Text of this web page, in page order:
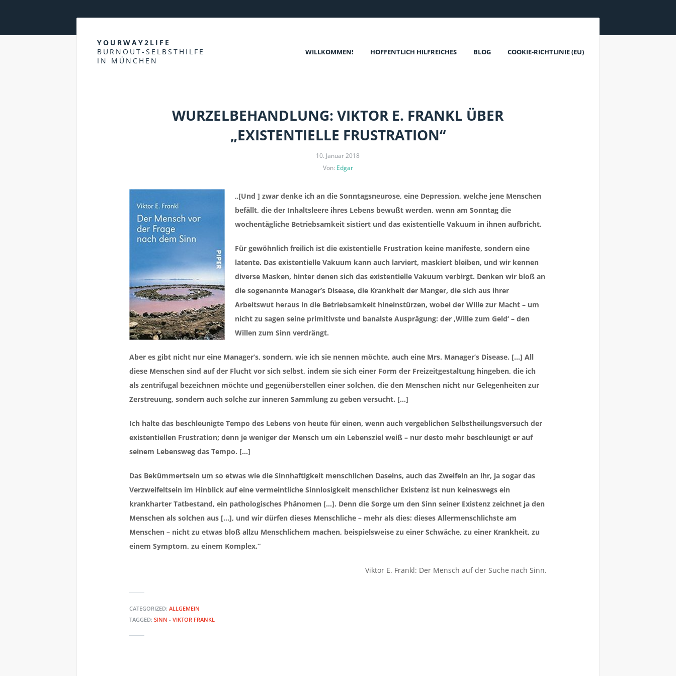
YOURWAY2LIFE
BURNOUT-SELBSTHILFE
IN MÜNCHEN
WILLKOMMEN! HOFFENTLICH HILFREICHES BLOG COOKIE-RICHTLINIE (EU)
WURZELBEHANDLUNG: VIKTOR E. FRANKL ÜBER
„EXISTENTIELLE FRUSTRATION“
10. Januar 2018
Von: Edgar
„[Und ] zwar denke ich an die Sonntagsneurose, eine Depression, welche jene Menschen
befällt, die der Inhaltsleere ihres Lebens bewußt werden, wenn am Sonntag die
wochentägliche Betriebsamkeit sistiert und das existentielle Vakuum in ihnen aufbricht.
Für gewöhnlich freilich ist die existentielle Frustration keine manifeste, sondern eine
latente. Das existentielle Vakuum kann auch larviert, maskiert bleiben, und wir kennen
diverse Masken, hinter denen sich das existentielle Vakuum verbirgt. Denken wir bloß an
die sogenannte Manager’s Disease, die Krankheit der Manger, die sich aus ihrer
Arbeitswut heraus in die Betriebsamkeit hineinstürzen, wobei der Wille zur Macht – um
nicht zu sagen seine primitivste und banalste Ausprägung: der ‚Wille zum Geld‘ – den
Willen zum Sinn verdrängt.
Aber es gibt nicht nur eine Manager’s, sondern, wie ich sie nennen möchte, auch eine Mrs. Manager’s Disease. […] All
diese Menschen sind auf der Flucht vor sich selbst, indem sie sich einer Form der Freizeitgestaltung hingeben, die ich
als zentrifugal bezeichnen möchte und gegenüberstellen einer solchen, die den Menschen nicht nur Gelegenheiten zur
Zerstreuung, sondern auch solche zur inneren Sammlung zu geben versucht. […]
Ich halte das beschleunigte Tempo des Lebens von heute für einen, wenn auch vergeblichen Selbstheilungsversuch der
existentiellen Frustration; denn je weniger der Mensch um ein Lebensziel weiß – nur desto mehr beschleunigt er auf
seinem Lebensweg das Tempo. […]
Das Bekümmertsein um so etwas wie die Sinnhaftigkeit menschlichen Daseins, auch das Zweifeln an ihr, ja sogar das
Verzweifeltsein im Hinblick auf eine vermeintliche Sinnlosigkeit menschlicher Existenz ist nun keineswegs ein
krankharter Tatbestand, ein pathologisches Phänomen […]. Denn die Sorge um den Sinn seiner Existenz zeichnet ja den
Menschen als solchen aus […], und wir dürfen dieses Menschliche – mehr als dies: dieses Allermenschlichste am
Menschen – nicht zu etwas bloß allzu Menschlichem machen, beispielsweise zu einer Schwäche, zu einer Krankheit, zu
einem Symptom, zu einem Komplex.“
Viktor E. Frankl: Der Mensch auf der Suche nach Sinn.
CATEGORIZED: ALLGEMEIN
TAGGED: SINN - VIKTOR FRANKL